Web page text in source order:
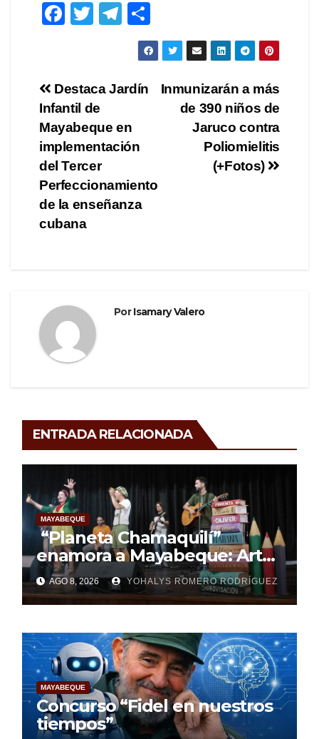
F
e
b
o
o
k
T
er
T
el
gr
m
o
m
p
Navegación
de
entradas
Inmunizarán a más
de 390 niños de
Jaruco contra
Poliomielitis
(+Fotos)
Destaca Jardín
Infantil de
Mayabeque en
implementación
del Tercer
Perfeccionamiento
de la enseñanza
cubana
PorIsamary Valero
ENTRADA RELACIONADA
MAYABEQUE
“Planeta Chamaquilí”
enamora a Mayabeque: Arte,
poesía y amor en la Semana
Mundial de la Lactancia
Materna
AGO 8, 2026 YOHALYS ROMERO RODRÍGUEZ
MAYABEQUE
Concurso “Fidel en nuestros
tiempos”